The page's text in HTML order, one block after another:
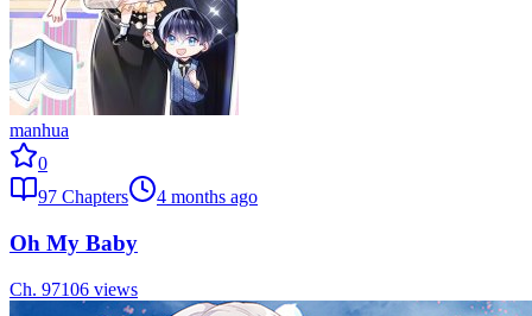
manhua
0
97 Chapters 4 months ago
Oh My Baby
Ch. 97106 views